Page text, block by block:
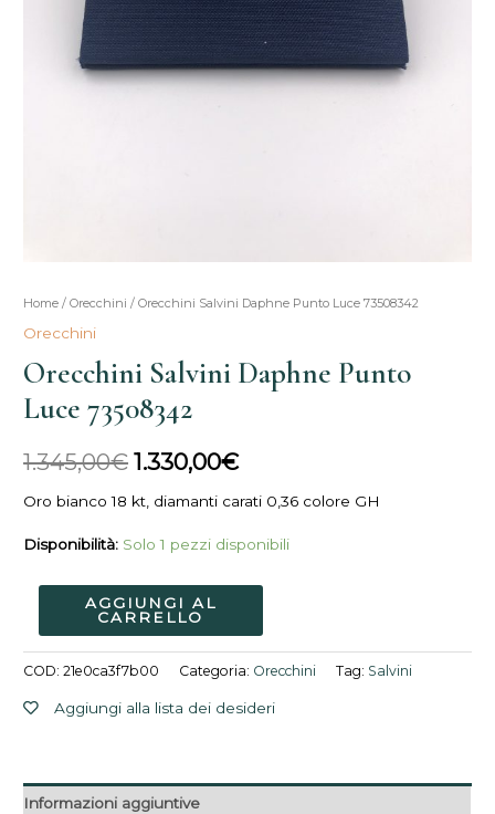
Home /Orecchini / Orecchini Salvini Daphne Punto Luce 73508342
Orecchini
Orecchini Salvini Daphne Punto
Luce 73508342
1.345,00€
Il
prezzo
originale
1.345,00€.
1.330,00€
Il
prezzo
attuale
Oro bianco 18 kt, diamanti carati 0,36 colore GH
Disponibilità: Solo 1 pezzi disponibili
Orecchini
Salvini
Daphne
Punto
Luce
quantità
AGGIUNGI AL
CARRELLO
COD:21e0ca3f7b00 Categoria: Orecchini Tag: Salvini
Aggiungi alla lista dei desideri
Informazioni aggiuntive